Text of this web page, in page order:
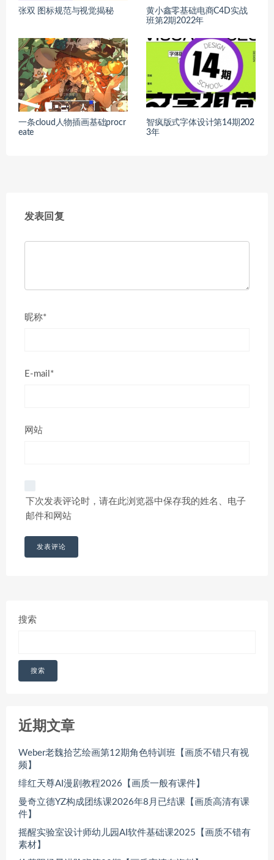
张双 图标规范与视觉揭秘
黄小鑫零基础电商C4D实战
班第2期2022年
一条cloud人物插画基础procr
eate
智疯版式字体设计第14期202
3年
发表回复
昵称*
E-mail*
网站
下次发表评论时，请在此浏览器中保存我的姓名、电子
邮件和网站
搜索
搜索
近期文章
Weber老魏拾艺绘画第12期角色特训班【画质不错只有视
频】
绯红天尊AI漫剧教程2026【画质一般有课件】
曼奇立德YZ构成团练课2026年8月已结课【画质高清有课
件】
摇醒实验室设计师幼儿园AI软件基础课2025【画质不错有
素材】